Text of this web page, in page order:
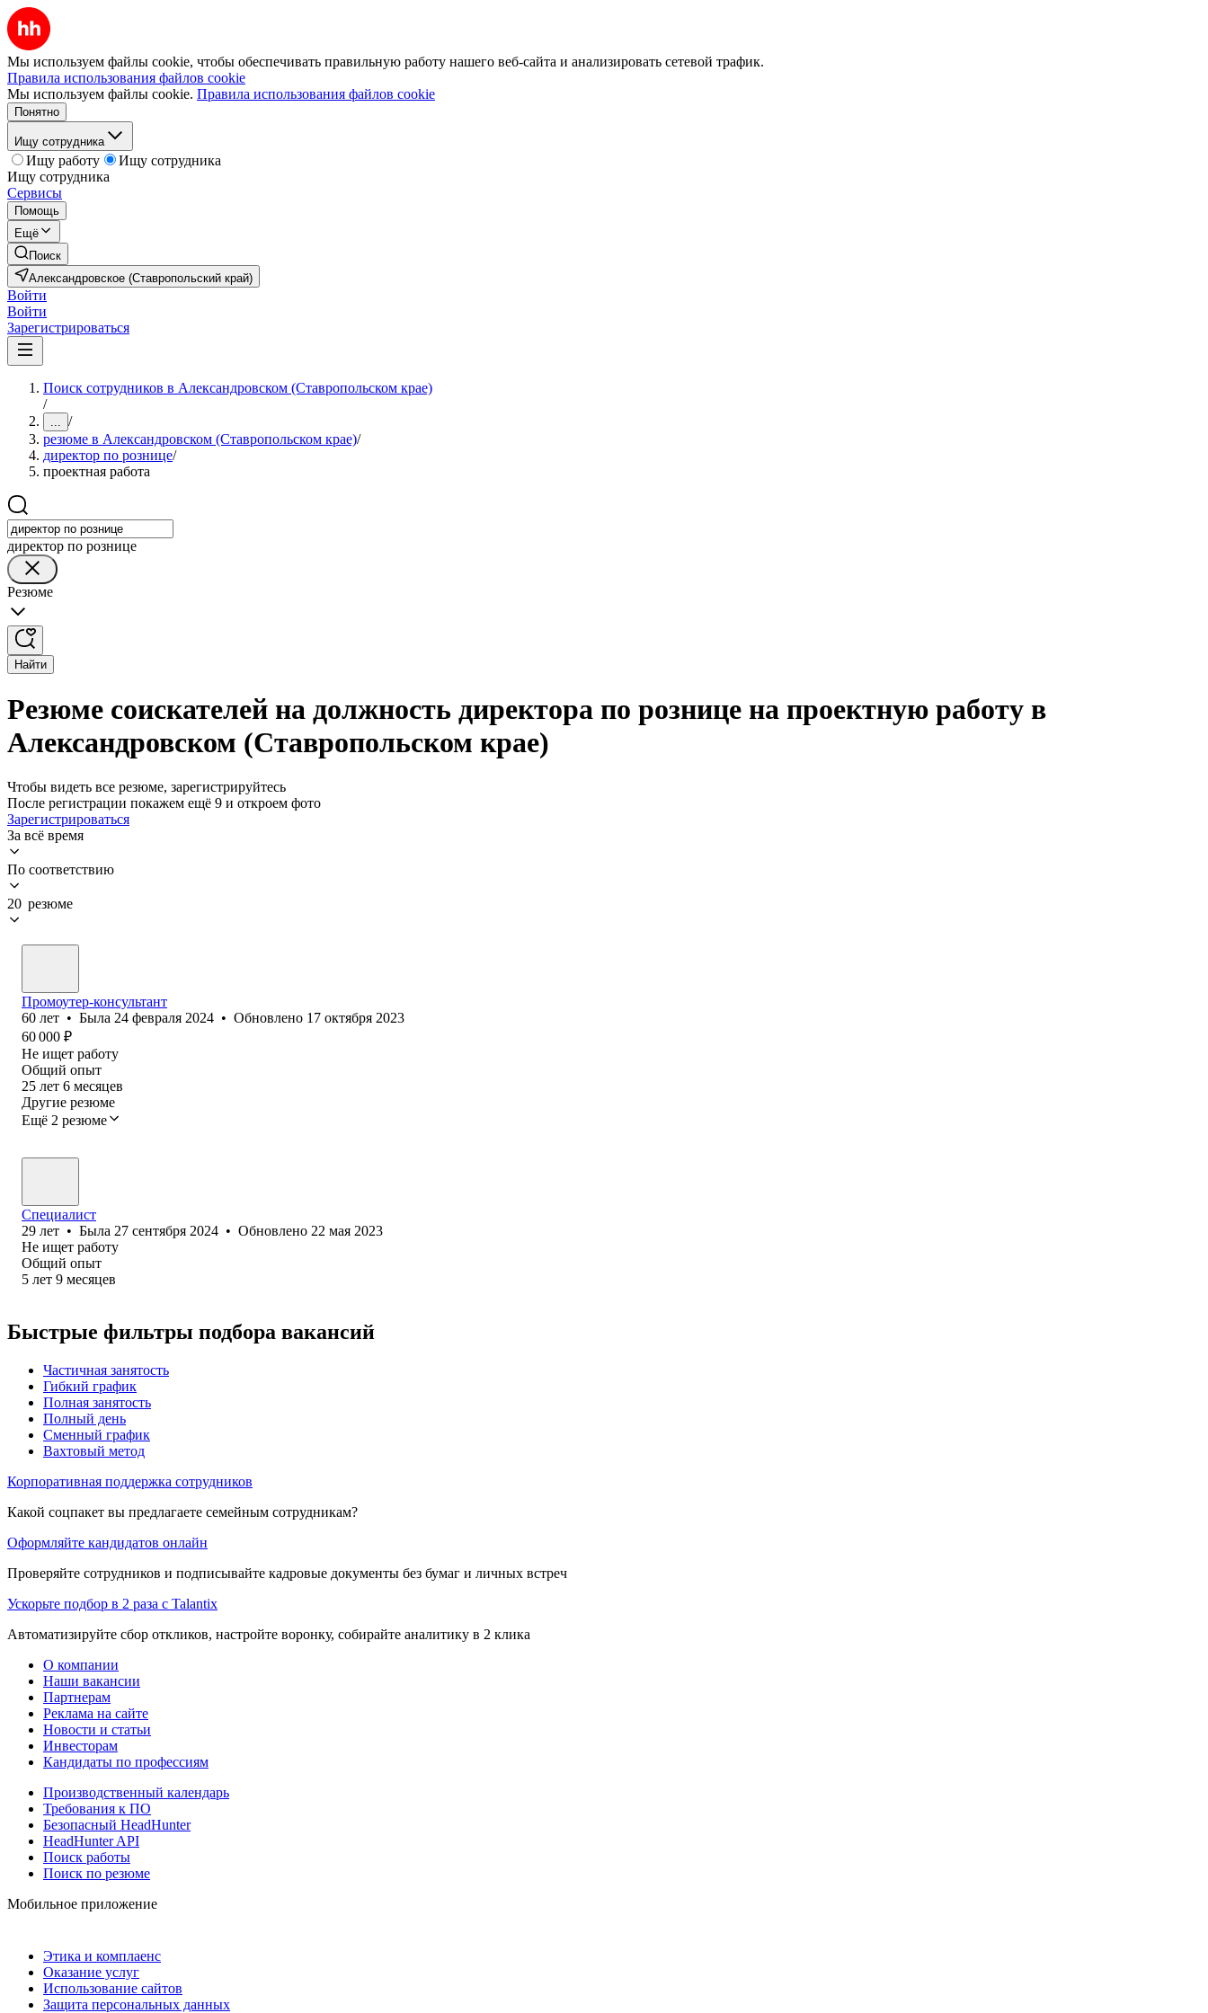
Мы используем файлы cookie, чтобы обеспечивать правильную работу нашего веб-сайта и анализировать сетевой трафик.
Правила использования файлов cookie
Мы используем файлы cookie. Правила использования файлов cookie
Понятно
Ищу сотрудника
Ищу работу
Ищу сотрудника
Ищу сотрудника
Сервисы
Помощь
Ещё
Поиск
Александровское (Ставропольский край)
Войти
Войти
Зарегистрироваться
Поиск сотрудников в Александровском (Ставропольском крае)
/
... /
резюме в Александровском (Ставропольском крае)/
директор по рознице/
проектная работа
директор по рознице
Резюме
Найти
Резюме соискателей на должность директора по рознице на проектную работу в
Александровском (Ставропольском крае)
Чтобы видеть все резюме, зарегистрируйтесь
После регистрации покажем ещё 9 и откроем фото
Зарегистрироваться
За всё время
По соответствию
20 резюме
Промоутер-консультант
60 лет • Была 24 февраля 2024 • Обновлено 17 октября 2023
60 000 ₽
Не ищет работу
Общий опыт
25 лет 6 месяцев
Другие резюме
Ещё 2 резюме
Специалист
29 лет • Была 27 сентября 2024 • Обновлено 22 мая 2023
Не ищет работу
Общий опыт
5 лет 9 месяцев
Быстрые фильтры подбора вакансий
Частичная занятость
Гибкий график
Полная занятость
Полный день
Сменный график
Вахтовый метод
Корпоративная поддержка сотрудников
Какой соцпакет вы предлагаете семейным сотрудникам?
Оформляйте кандидатов онлайн
Проверяйте сотрудников и подписывайте кадровые документы без бумаг и личных встреч
Ускорьте подбор в 2 раза с Talantix
Автоматизируйте сбор откликов, настройте воронку, собирайте аналитику в 2 клика
О компании
Наши вакансии
Партнерам
Реклама на сайте
Новости и статьи
Инвесторам
Кандидаты по профессиям
Производственный календарь
Требования к ПО
Безопасный HeadHunter
HeadHunter API
Поиск работы
Поиск по резюме
Мобильное приложение
Этика и комплаенс
Оказание услуг
Использование сайтов
Защита персональных данных